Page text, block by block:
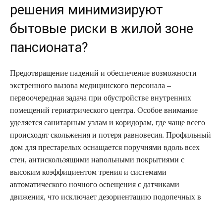
решения минимизируют
бытовые риски в жилой зоне
пансионата?
Предотвращение падений и обеспечение возможности
экстренного вызова медицинского персонала –
первоочередная задача при обустройстве внутренних
помещений гериатрического центра. Особое внимание
уделяется санитарным узлам и коридорам, где чаще всего
происходят скольжения и потеря равновесия. Профильный
дом для престарелых оснащается поручнями вдоль всех
стен, антискользящими напольными покрытиями с
высоким коэффициентом трения и системами
автоматического ночного освещения с датчиками
движения, что исключает дезориентацию подопечных в